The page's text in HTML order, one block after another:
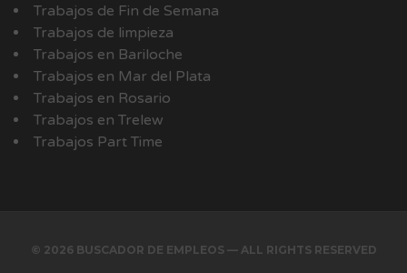
Trabajos de Fin de Semana
Trabajos de limpieza
Trabajos en Bariloche
Trabajos en Mar del Plata
Trabajos en Rosario
Trabajos en Trelew
Trabajos Part Time
© 2026 BUSCADOR DE EMPLEOS — ALL RIGHTS RESERVED